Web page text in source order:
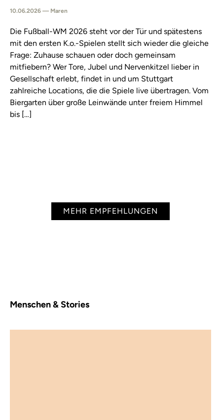
10.06.2026 — Maren
Die Fußball-WM 2026 steht vor der Tür und spätestens
mit den ersten K.o.-Spielen stellt sich wieder die gleiche
Frage: Zuhause schauen oder doch gemeinsam
mitfiebern? Wer Tore, Jubel und Nervenkitzel lieber in
Gesellschaft erlebt, findet in und um Stuttgart
zahlreiche Locations, die die Spiele live übertragen. Vom
Biergarten über große Leinwände unter freiem Himmel
bis […]
MEHR EMPFEHLUNGEN
Menschen & Stories